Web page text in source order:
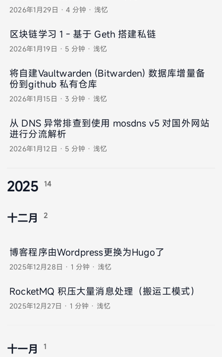
2026年1月29日 ·4 分钟 · 浅忆
区块链学习 1 - 基于 Geth 搭建私链
2026年1月19日 · 5 分钟 · 浅忆
将自建Vaultwarden (Bitwarden) 数据库增量备
份到github 私有仓库
2026年1月15日 · 3 分钟 · 浅忆
从 DNS 异常排查到使用 mosdns v5 对国外网站
进行分流解析
2026年1月12日 · 5 分钟 · 浅忆
2025 14
十二月 2
博客程序由Wordpress更换为Hugo了
2025年12月28日 · 1 分钟 · 浅忆
RocketMQ 积压大量消息处理（搬运工模式）
2025年12月27日 · 1 分钟 · 浅忆
十一月 1